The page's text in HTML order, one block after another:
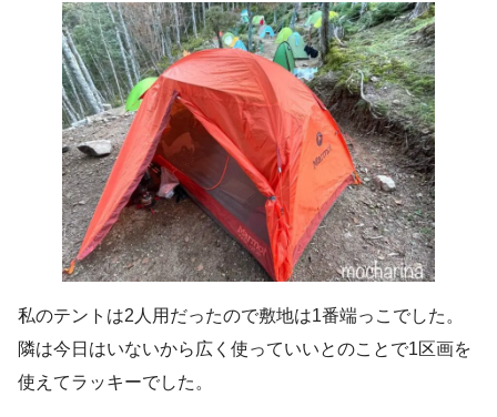
私のテントは2人用だったので敷地は1番端っこでした。
隣は今日はいないから広く使っていいとのことで1区画を
使えてラッキーでした。